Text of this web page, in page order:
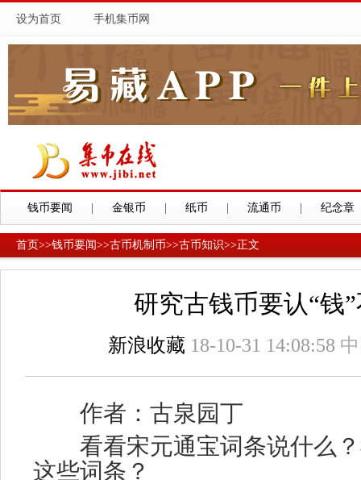
设为首页 手机集币网
钱币要闻 金银币 纸币 流通币 纪念章
首页>>钱币要闻>>古币机制币>>古币知识>>正文
研究古钱币要认“钱
新浪收藏 18-10-31 14:08:58
作者：古泉园丁
看看宋元通宝词条说什么？
这些词条？